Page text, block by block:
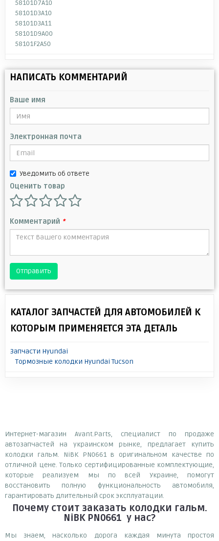
58101D7A10
58101D3A10
58101D3A11
58101D9A00
58101F2A50
НАПИСАТЬ КОММЕНТАРИЙ
Ваше имя
Электронная почта
Уведомить об ответе
Оценить товар
Комментарий *
Отправить
КАТАЛОГ ЗАПЧАСТЕЙ ДЛЯ АВТОМОБИЛЕЙ К
КОТОРЫМ ПРИМЕНЯЕТСЯ ЭТА ДЕТАЛЬ
Запчасти Hyundai
Тормозные колодки Hyundai Tucson
Интернет-магазин Avant.Parts, специалист по продаже
автозапчастей на украинском рынке, предлагает купить
колодки гальм. NiBK PN0661 в оригинальном качестве по
отличной цене. Только сертифицированные комплектующие,
которые реализуем мы по всей Украине, помогут
восстановить полную функциональность автомобиля,
гарантировать длительный срок эксплуатации.
Почему стоит заказать колодки гальм.
NiBK PN0661 у нас?
Мы знаем, насколько дорога каждая минута простоя